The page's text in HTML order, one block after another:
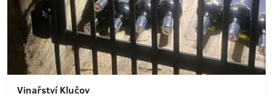
Vinařství Klučov